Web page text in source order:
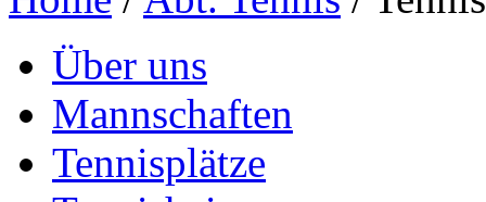
Über uns
Mannschaften
Tennisplätze